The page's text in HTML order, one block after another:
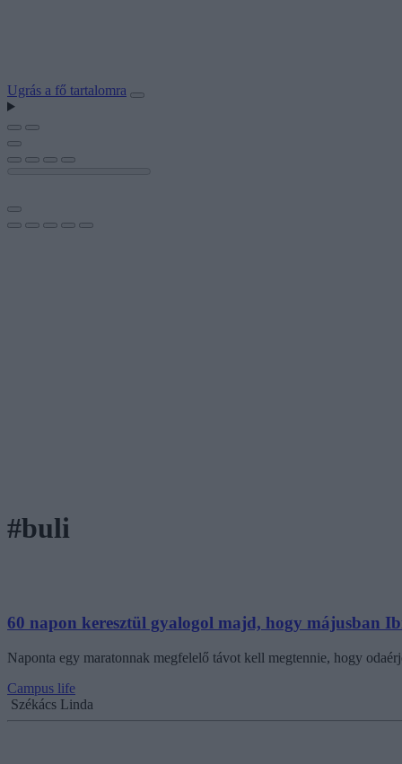
Ugrás a fő tartalomra
#buli
60 napon keresztül gyalogol majd, hogy májusban
Naponta egy maratonnak megfelelő távot kell megtennie, hogy
Campus life
Székács Linda